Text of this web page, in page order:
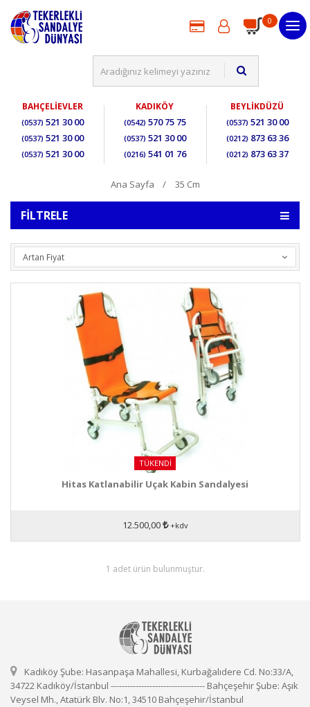
0
BAHÇELİEVLER
(0537) 521 30 00
(0537) 521 30 00
(0537) 521 30 00
KADIKÖY
(0542) 570 75 75
(0537) 521 30 00
(0216) 541 01 76
BEYLİKDÜZÜ
(0537) 521 30 00
(0212) 873 63 36
(0212) 873 63 37
Ana Sayfa 35 Cm
FILTRELE
TÜKENDI
Hitas Katlanabilir Uçak Kabin Sandalyesi
12.500,00 +kdv
1 adet ürün bulunmuştur.
Kadıköy Şube: Hasanpaşa Mahallesi, Kurbağalıdere Cd. No:33/A,
34722 Kadıköy/İstanbul ---------------------------------- Bahçeşehir Şube: Aşık
Veysel Mh., Atatürk Blv. No:1, 34510 Bahçeşehir/İstanbul